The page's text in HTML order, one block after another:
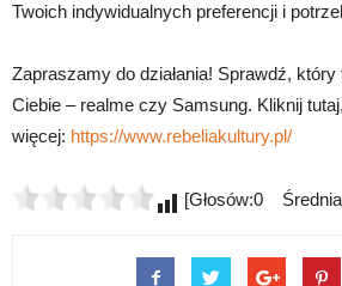
Twoich indywidualnych preferencji i
Zapraszamy do działania! Sprawdź,
Ciebie – realme czy Samsung. Kliknij
więcej: https://www.rebeliakultury.pl/
[Głosów:0